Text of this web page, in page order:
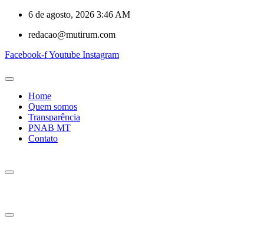
6 de agosto, 2026 3:46 AM
redacao@mutirum.com
Facebook-fYoutube Instagram
Home
Quem somos
Transparência
PNAB MT
Contato